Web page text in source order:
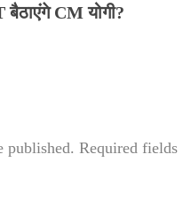
CM योगी?
published. Required fields